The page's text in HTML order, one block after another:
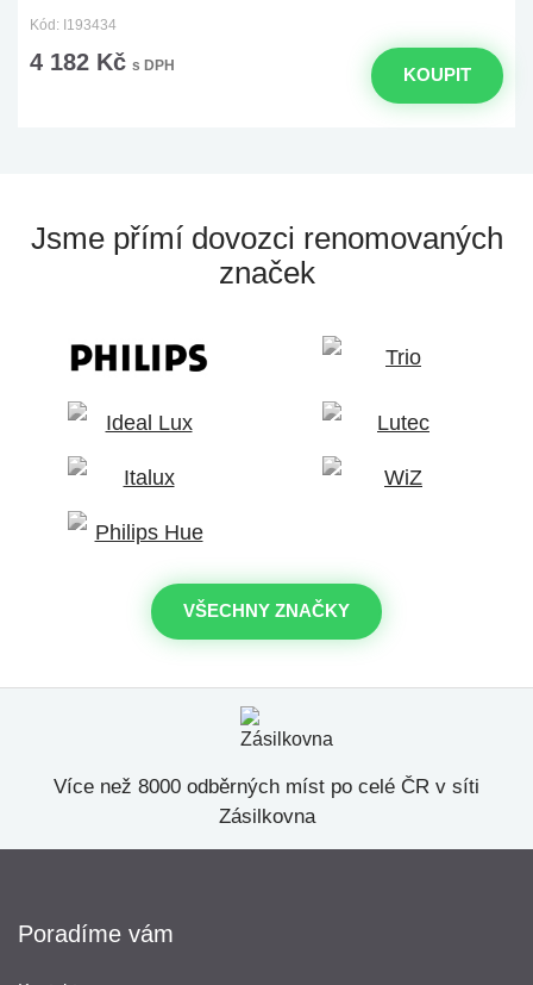
Kód: I193434
4 182 Kč s DPH KOUPIT
Jsme přímí dovozci renomovaných
značek
VŠECHNY ZNAČKY
Více než 8000 odběrných míst po celé ČR v síti
Zásilkovna
Poradíme vám